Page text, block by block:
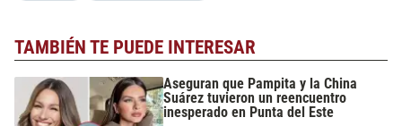
TAMBIÉN TE PUEDE INTERESAR
Aseguran que Pampita y la China
Suárez tuvieron un reencuentro
inesperado en Punta del Este